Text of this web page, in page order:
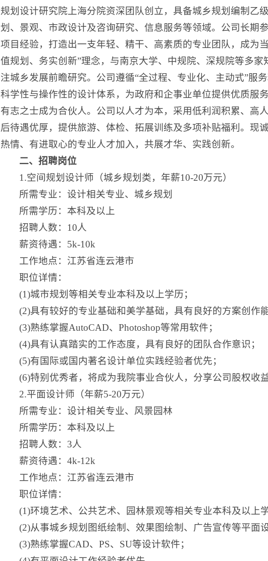
规划设计研究院上海分院资深团队创立，具备城乡规划编制乙
划、景观、市政设计及咨询研究、信息服务等领域。公司长期
项目经验，打造出一支年轻、精干、高素质的专业团队，成为
值规划、务实创新”理念，与南京大学、中规院、深规院等多
注城乡发展前瞻研究。公司遵循“全过程、专业化、主动式”服
科学性与操作性的设计体系，为政府和企事业单位提供优质服
有志之士成为合伙人。公司以人才为本，采用低利润积累、高
后待遇优厚，提供旅游、体检、拓展训练及多项补贴福利。现
热情、有进取心的专业人才加入，共展才华、实践创新。
二、招聘岗位
1.空间规划设计师（城乡规划类，年薪10-20万元）
所需专业：设计相关专业、城乡规划
所需学历：本科及以上
招聘人数：10人
薪资待遇：5k-10k
工作地点：江苏省连云港市
职位详情：
(1)城市规划等相关专业本科及以上学历；
(2)具有较好的专业基础和美学基础，具有良好的方案创作
(3)熟练掌握AutoCAD、Photoshop等常用软件；
(4)具有认真踏实的工作态度，具有良好的团队合作意识；
(5)有国际或国内著名设计单位实践经验者优先；
(6)特别优秀者，将成为我院事业合伙人，分享公司股权收益
2.平面设计师（年薪5-20万元）
所需专业：设计相关专业、风景园林
所需学历：本科及以上
招聘人数：3人
薪资待遇：4k-12k
工作地点：江苏省连云港市
职位详情：
(1)环境艺术、公共艺术、园林景观等相关专业本科及以上学
(2)从事城乡规划图纸绘制、效果图绘制、广告宣传等平面
(3)熟练掌握CAD、PS、SU等设计软件；